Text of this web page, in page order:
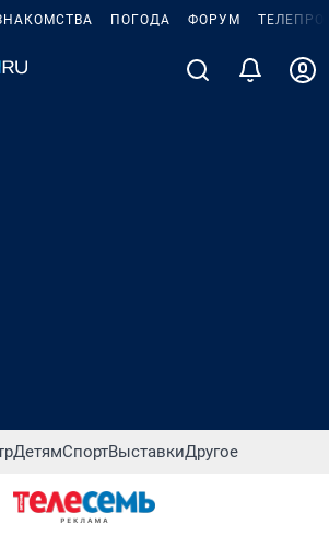
ПОГОДА ФОРУМ
ДетямСпортВыставкиДругое